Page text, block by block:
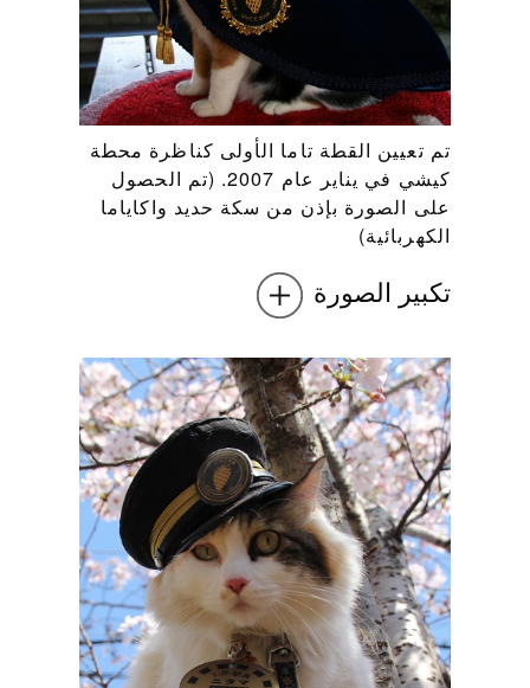
تم تعيين القطة تاما الأولى كناظرة محطة
كيشي في يناير عام 2007. (تم الحصول
على الصورة بإذن من سكة حديد واكاياما
الكهربائية)
تكبير الصورة